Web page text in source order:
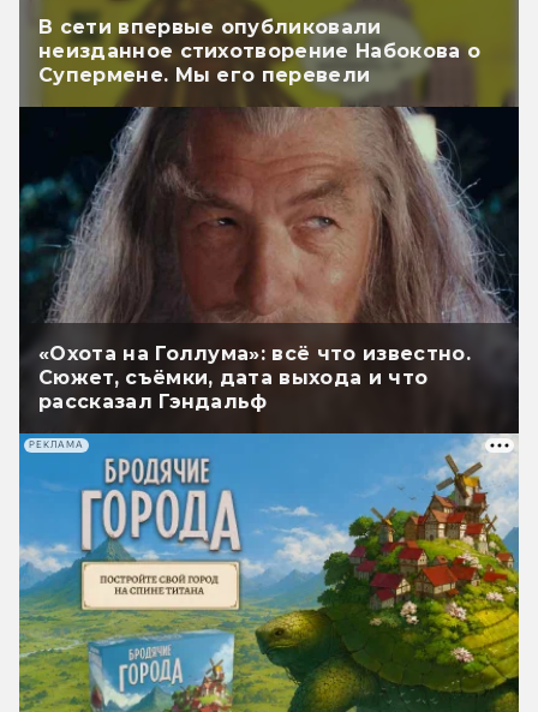
В сети впервые опубликовали
неизданное стихотворение Набокова о
Супермене. Мы его перевели
«Охота на Голлума»: всё что известно.
Сюжет, съёмки, дата выхода и что
рассказал Гэндальф
РЕКЛАМА